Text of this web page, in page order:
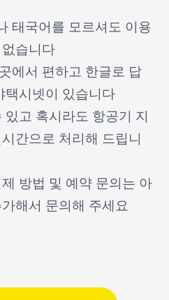
태국어를 모르셔도 이용
습니다
에서 편하고 한글로 답
택시넷이 있습니다
고 혹시라도 항공기 지
간으로 처리해 드립니
방법 및 예약 문의는 아
해서 문의해 주세요